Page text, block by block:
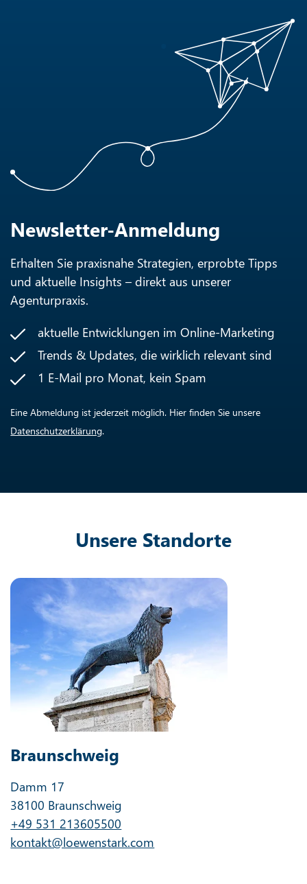
Newsletter-Anmeldung
Erhalten Sie praxisnahe Strategien, erprobte Tipps
und aktuelle Insights – direkt aus unserer
Agenturpraxis.
aktuelle Entwicklungen im Online-Marketing
Trends & Updates, die wirklich relevant sind
1 E-Mail pro Monat, kein Spam
Eine Abmeldung ist jederzeit möglich. Hier finden Sie unsere
Datenschutzerklärung.
Unsere Standorte
Braunschweig
Damm 17
38100 Braunschweig
+49 531 213605500
kontakt@loewenstark.com